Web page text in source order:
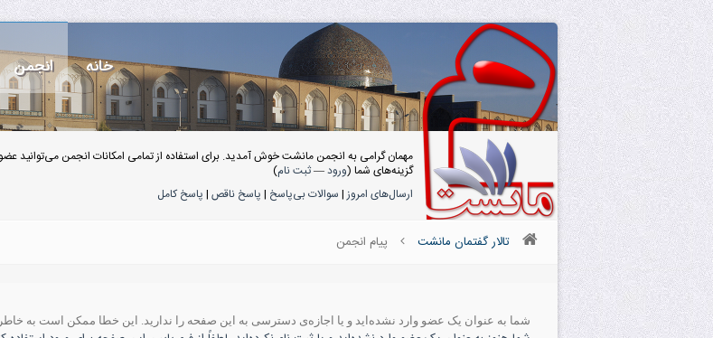
خانه انجمن
مهمان گرامی به انجمن مانشت خوش آمدید. برای استفاده از تمامی امکانات انجمن می‌توانید
گزینه‌های شما (ورود—ثبت نام)
ارسال‌های امروز| سوالات بی‌پاسخ | پاسخ ناقص | پاسخ کامل
تالار گفتمان مانشت پیام انجمن
شما به عنوان یک عضو وارد نشده‌اید و یا اجازه‌ی دسترسی به این صفحه را ندارید. این خطا ممکن است به خاطر